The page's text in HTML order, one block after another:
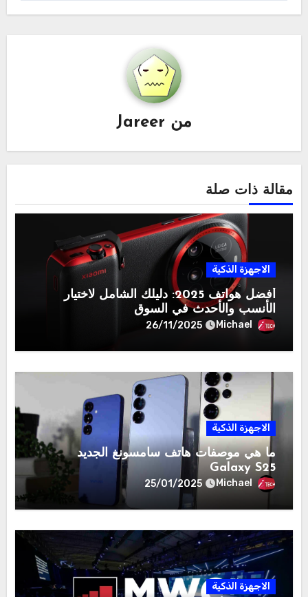
من Jareer
مقالة ذات صلة
الاجهزة الذكية
أفضل هواتف 2025: دليلك الشامل لاختيار
الأنسب والأحدث في السوق
Michael
26/11/2025
الاجهزة الذكية
ما هي موصفات هاتف سامسونغ الجديد
Galaxy S25
Michael
25/01/2025
الاجهزة الذكية